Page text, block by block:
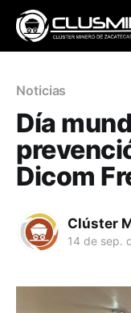
Noticias
Día
Dicom
Clúster
14 de sep.